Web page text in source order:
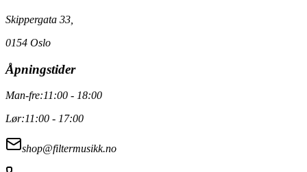
Skippergata 33,
0154 Oslo
Åpningstider
Man-fre:11:00 - 18:00
Lør:11:00 - 17:00
shop@filtermusikk.no